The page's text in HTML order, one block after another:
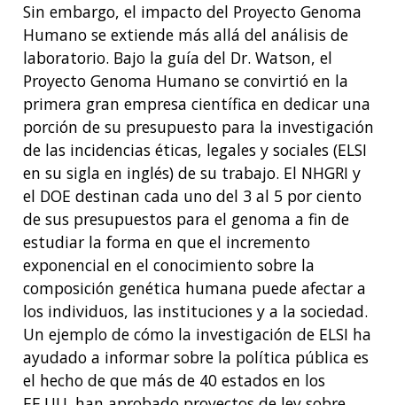
Sin embargo, el impacto del Proyecto Genoma
Humano se extiende más allá del análisis de
laboratorio. Bajo la guía del Dr. Watson, el
Proyecto Genoma Humano se convirtió en la
primera gran empresa científica en dedicar una
porción de su presupuesto para la investigación
de las incidencias éticas, legales y sociales (ELSI
en su sigla en inglés) de su trabajo. El NHGRI y
el DOE destinan cada uno del 3 al 5 por ciento
de sus presupuestos para el genoma a fin de
estudiar la forma en que el incremento
exponencial en el conocimiento sobre la
composición genética humana puede afectar a
los individuos, las instituciones y a la sociedad.
Un ejemplo de cómo la investigación de ELSI ha
ayudado a informar sobre la política pública es
el hecho de que más de 40 estados en los